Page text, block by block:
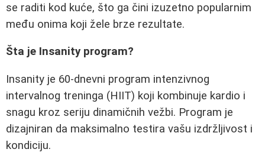
se raditi kod kuće, što ga čini izuzetno popularnim
među onima koji žele brze rezultate.
Šta je Insanity program?
Insanity je 60-dnevni program intenzivnog
intervalnog treninga (HIIT) koji kombinuje kardio i
snagu kroz seriju dinamičnih vežbi. Program je
dizajniran da maksimalno testira vašu izdržljivost i
kondiciju.